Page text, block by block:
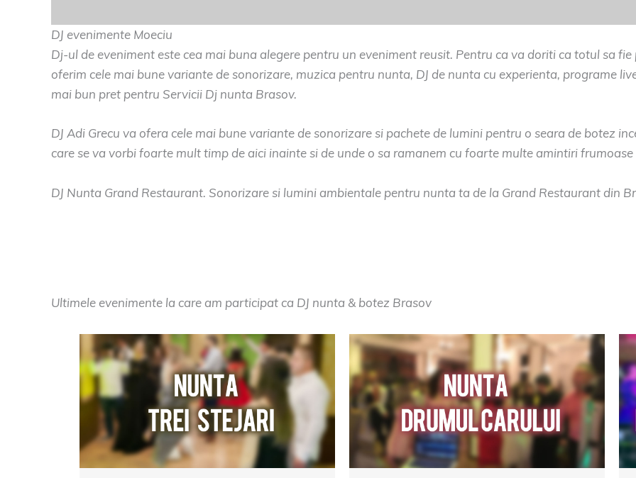
DJ evenimente Moeciu
Dj-ul de eveniment este cea mai buna alegere pentru un eveniment reusit. Pentru ca va doriti ca totul sa
oferim cele mai bune variante de sonorizare, muzica pentru nunta, DJ de nunta cu experienta, programe
mai bun pret pentru Servicii Dj nunta Brasov.
DJ Adi Grecu va ofera cele mai bune variante de sonorizare si pachete de lumini pentru o seara de botez
care se va vorbi foarte mult timp de aici inainte si de unde o sa ramanem cu foarte multe amintiri frumoase
DJ Nunta Grand Restaurant. Sonorizare si lumini ambientale pentru nunta ta de la Grand Restaurant din
Ultimele evenimente la care am participat ca DJ nunta & botez Brasov